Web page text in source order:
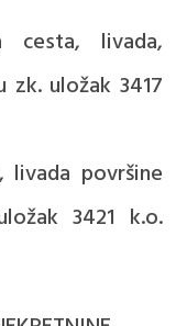
cesta, livada,
zk. uložak 3417
livada površine
3421 k.o.